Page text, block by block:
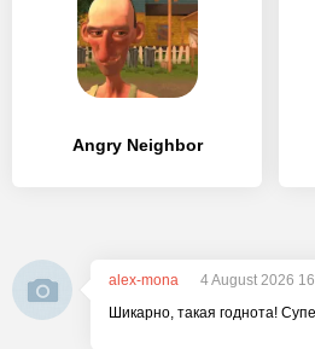
Angry Neighbor
alex-mona
4 August 2026
Шикарно, такая годнота!